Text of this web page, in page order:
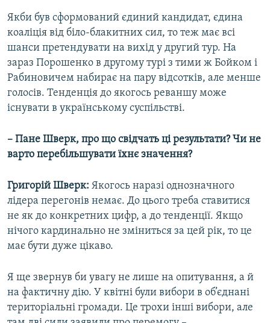
Якби був сформований єдиний кандидат, єдина
коаліція від біло-блакитних сил, то теж має всі
шанси претендувати на вихід у другий тур. На
зараз Порошенко в другому турі з тими ж Бойком і
Рабиновичем набирає на пару відсотків, але менше
голосів. Тенденція до якогось реваншу може
існувати в українському суспільстві.
– Пане Шверк, про що свідчать ці результати? Чи не
варто перебільшувати їхнє значення?
Григорій Шверк: Якогось наразі однозначного
лідера перегонів немає. До цього треба ставитися
не як до конкретних цифр, а до тенденції. Якщо
нічого кардинально не зміниться за цей рік, то це
має бути дуже цікаво.
Я ще звернув би увагу не лише на опитування, а й
на фактичну дію. У квітні були вибори в об’єднані
територіальні громади. Це трохи інші вибори, але